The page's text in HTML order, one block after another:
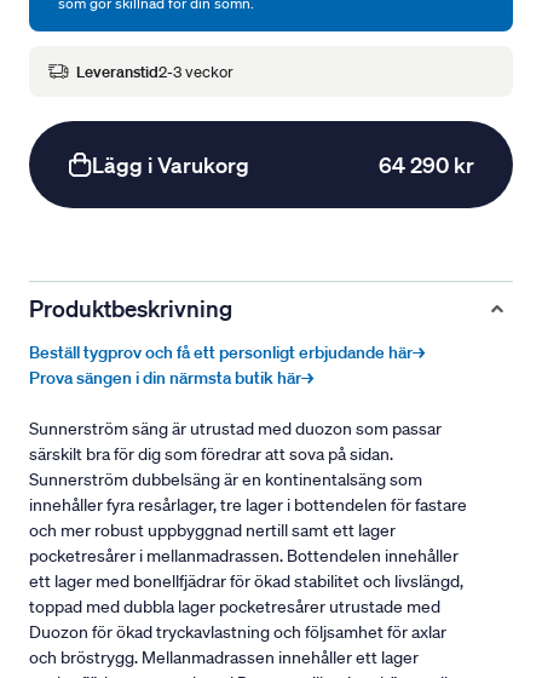
Leveranstid2-3 veckor
Lägg i Varukorg 64 290 kr
Produktbeskrivning
Beställ tygprov och få ett personligt erbjudande här→
Prova sängen i din närmsta butik här→
Sunnerström säng är utrustad med duozon som passar
särskilt bra för dig som föredrar att sova på sidan.
Sunnerström dubbelsäng är en kontinentalsäng som
innehåller fyra resårlager, tre lager i bottendelen för fastare
och mer robust uppbyggnad nertill samt ett lager
pocketresårer i mellanmadrassen. Bottendelen innehåller
ett lager med bonellfjädrar för ökad stabilitet och livslängd,
toppad med dubbla lager pocketresårer utrustade med
Duozon för ökad tryckavlastning och följsamhet för axlar
och bröstrygg. Mellanmadrassen innehåller ett lager